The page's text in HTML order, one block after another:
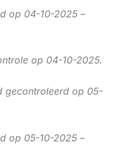
op 04-10-2025 –
op 04-10-2025.
gecontroleerd op 05-
op 05-10-2025 –